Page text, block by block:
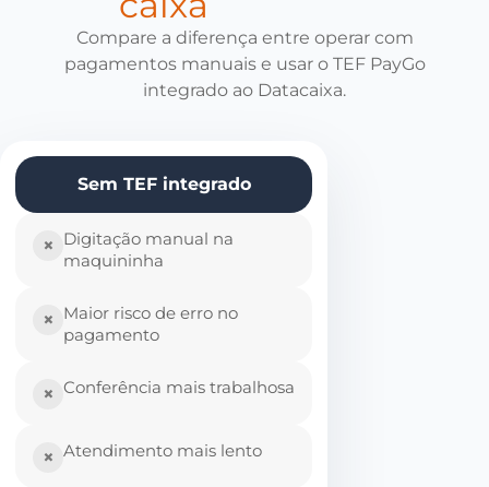
Compare a diferença entre operar com
pagamentos manuais e usar o TEF PayGo
integrado ao Datacaixa.
Sem TEF integrado
×
Digitação manual na
maquininha
×
Maior risco de erro no
pagamento
× Conferência mais trabalhosa
× Atendimento mais lento